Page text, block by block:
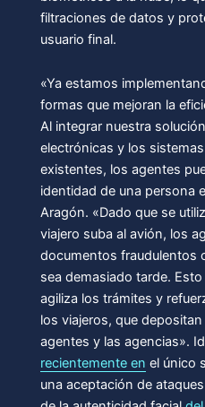
filtraciones de datos y
usuario final.
«Ya estamos
formas que mejoran la
Al integrar nuestra
electrónicas y los
existentes, los agentes
identidad de una persona
Aragón. «Dado que se
viajero suba al avión, los
documentos fraudulentos
sea demasiado tarde.
agiliza los trámites y
los viajeros, que
agentes y las agencias».
recientemente en el único
una aceptación de